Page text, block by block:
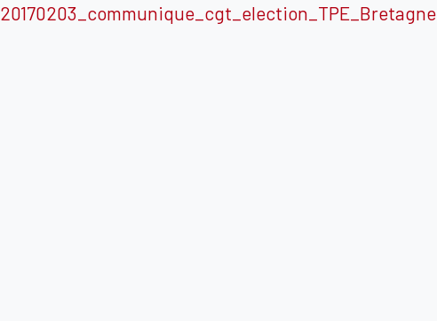
20170203_communique_cgt_election_TPE_Bretagne